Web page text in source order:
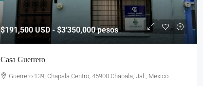
$191,500 USD - $3'350,000 pesos
Casa Guerrero
Guerrero 139, Chapala Centro, 45900 Chapala, Jal., México